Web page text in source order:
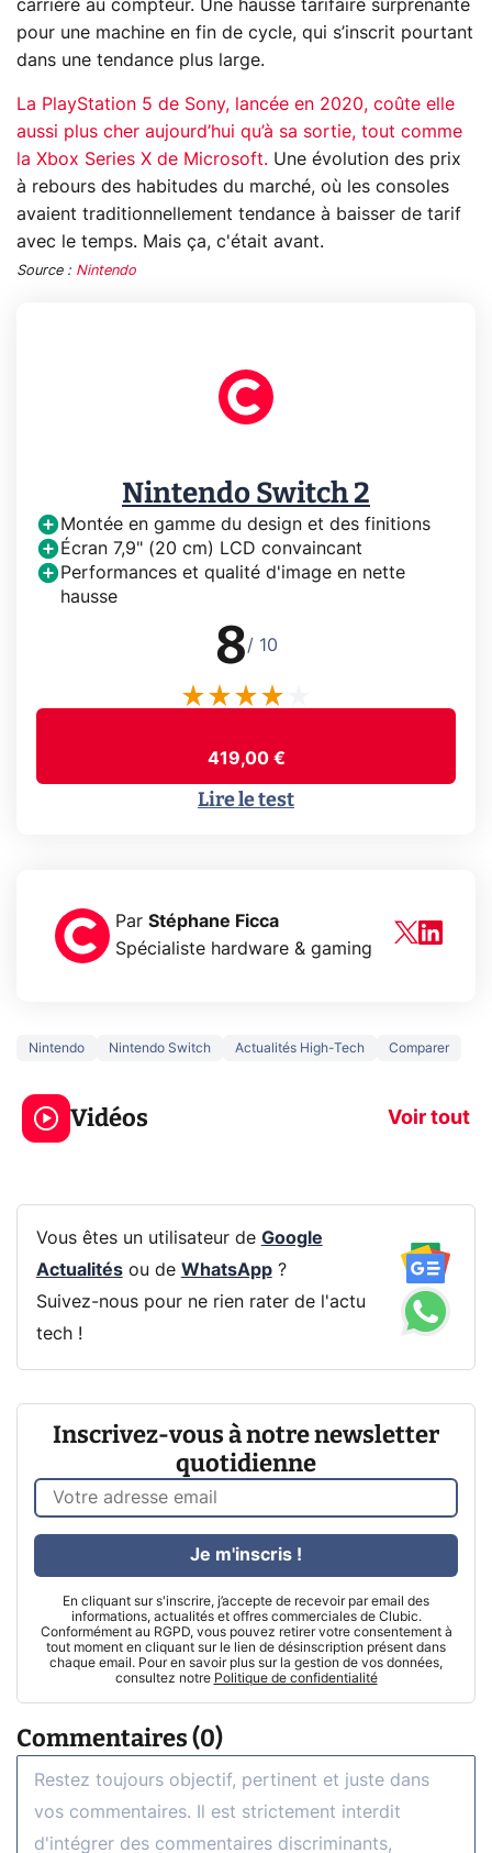
carrière au compteur. Une hausse tarifaire surprenante
pour une machine en fin de cycle, qui s’inscrit pourtant
dans une tendance plus large.
La PlayStation 5 de Sony, lancée en 2020, coûte elle
aussi plus cher aujourd’hui qu’à sa sortie, tout comme
la Xbox Series X de Microsoft. Une évolution des prix
à rebours des habitudes du marché, où les consoles
avaient traditionnellement tendance à baisser de tarif
avec le temps. Mais ça, c'était avant.
Source : Nintendo
Nintendo Switch 2
Montée en gamme du design et des finitions
Écran 7,9" (20 cm) LCD convaincant
Performances et qualité d'image en nette
hausse
8/ 10
419,00 €
Lire le test
Par Stéphane Ficca
Spécialiste hardware & gaming
Nintendo Nintendo Switch Actualités High-Tech Comparer
Vidéos Voir tout
savez sur la
navigation privée !
Pixel 11 Pro
Vous êtes un utilisateur de Google
Actualitésou de WhatsApp?
Suivez-nous pour ne rien rater de l'actu
tech !
Inscrivez-vous à notre newsletter
quotidienne
En cliquant sur s'inscrire, j’accepte de recevoir par email des
informations, actualités et offres commerciales de Clubic.
Conformément au RGPD, vous pouvez retirer votre consentement à
tout moment en cliquant sur le lien de désinscription présent dans
chaque email. Pour en savoir plus sur la gestion de vos données,
consultez notre Politique de confidentialité
Je m'inscris !
Commentaires (0)